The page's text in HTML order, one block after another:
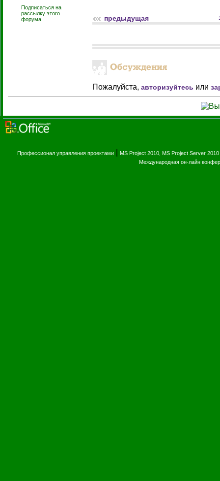
Подписаться на
рассылку этого
форума
предыдущая
Пожалуйста, авторизуйтесь или
Профессионал управления проектами MS Project 2010, MS Project Server 2010
Международная он-лайн